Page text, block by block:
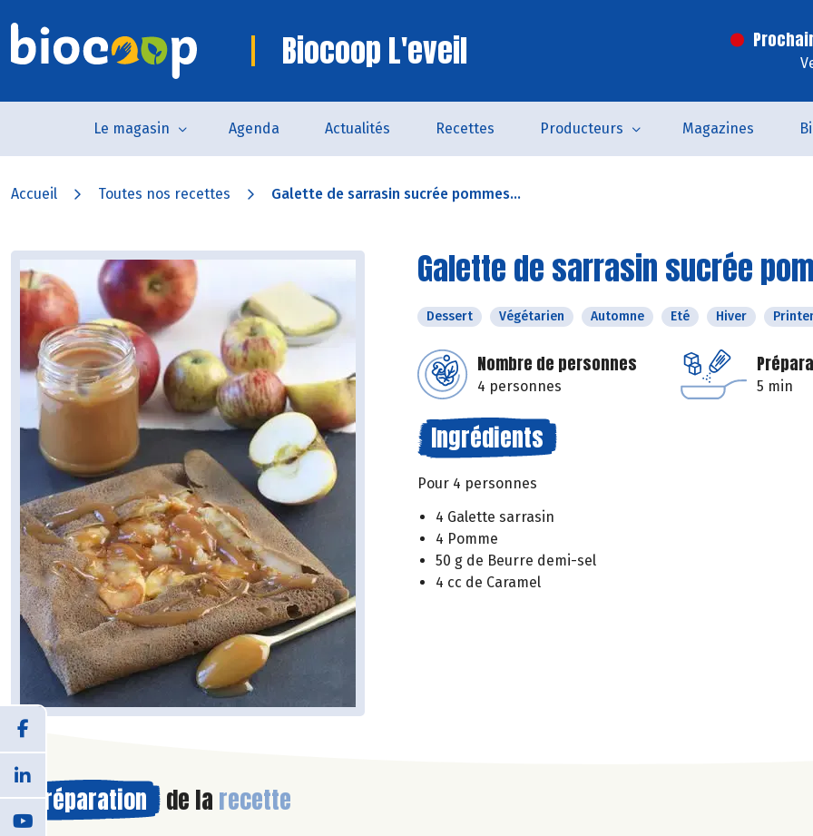
Biocoop L'eveil
Le magasin Agenda Actualités Recettes Producteurs Magazines
Accueil Toutes nos recettes Galette de sarrasin sucrée pommes...
Galette de sarrasin sucrée
Dessert Végétarien Automne Eté Hiver
Nombre de personnes
4 personnes 5 min
Ingrédients
Pour 4 personnes
4 Galette sarrasin
4 Pomme
50 g de Beurre demi-sel
4 cc de Caramel
Préparation de la recette